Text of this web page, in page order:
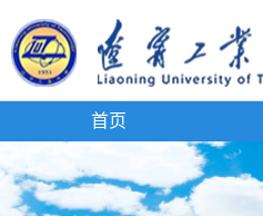
首页